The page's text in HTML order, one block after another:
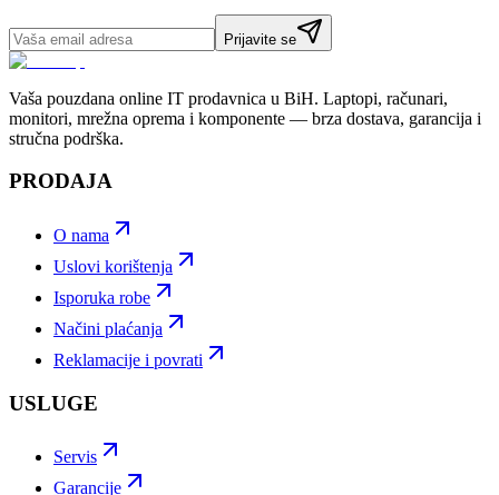
Prijavite se
Vaša pouzdana online IT prodavnica u BiH. Laptopi, računari,
monitori, mrežna oprema i komponente — brza dostava, garancija i
stručna podrška.
PRODAJA
O nama
Uslovi korištenja
Isporuka robe
Načini plaćanja
Reklamacije i povrati
USLUGE
Servis
Garancije